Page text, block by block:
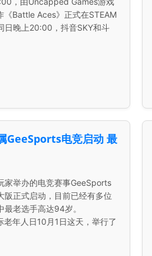
《Battle Aces》正式在STEAM
日晚上20:00，抖音SKY和斗
GeeSports电竞启动 最
家举办的电竞赛事GeeSports
阪正式启动，目前已经有多位
老选手高达94岁。
年人日10月1日这天，举行了